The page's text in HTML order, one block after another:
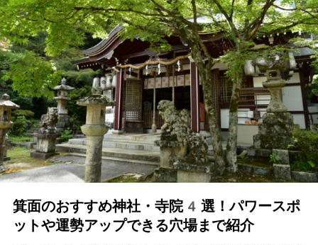
箕面のおすすめ神社・寺院4選！パワースポ
ットや運勢アップできる穴場まで紹介